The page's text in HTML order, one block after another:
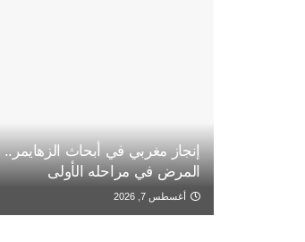
إنجاز مغربي في أبحاث
المرض في مراحله الأولى
أغسطس 7, 2026